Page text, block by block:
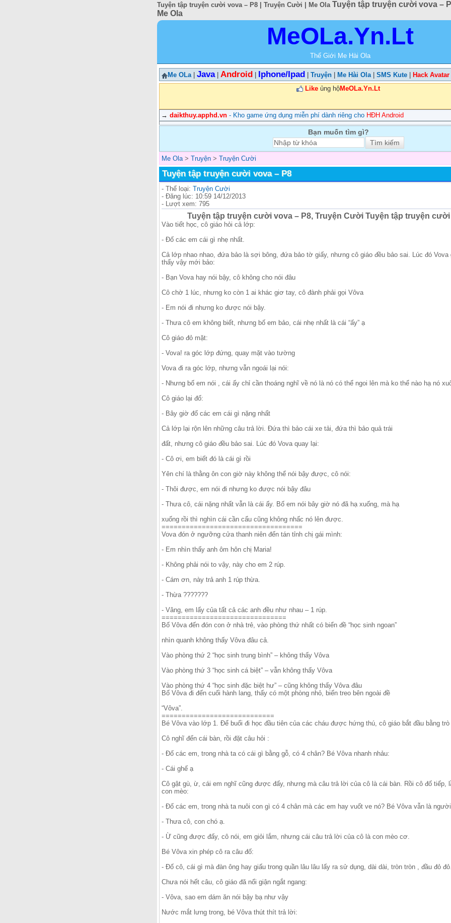
Tuyện tập truyện cười vova – P8 | Truyện Cười | Me Ola Tuyện tập truyện cười vova –
Me Ola
MeOLa.Yn.Lt
Thế Giới Me Hài Ola
Me OLa| Java| Android Iphone/Ipad Truyện Me Hài Ola| SMS Kute
Hack Avatar
Like ủng hộMeOLa.Yn.Lt
→ daikthuy.apphd.vn - Kho game ứng dụng miễn phí dành riêng cho HĐH Android
Bạn muốn tìm gì?
Me Ola> Truyện > Truyện Cười
Tuyện tập truyện cười vova – P8
- Thể loại: Truyện Cười
- Đăng lúc: 10:59 14/12/2013
- Lượt xem: 795
Tuyện tập truyện cười vova – P8, Truyện Cười Tuyện tập truyện cười
Vào tiết học, cô giáo hỏi cả lớp:
- Đố các em cái gì nhẹ nhất.
Cả lớp nhao nhao, đứa bảo là sợi bông, đứa bảo tờ giấy, nhưng cô giáo đều bảo sai. Lúc đó
thấy vậy mới bảo:
- Bạn Vova hay nói bậy, cô không cho nói đâu
Cô chờ 1 lúc, nhưng ko còn 1 ai khác giơ tay, cô đành phải gọi Vôva
- Em nói đi nhưng ko được nói bậy.
- Thưa cô em không biết, nhưng bố em bảo, cái nhẹ nhất là cái “ấy” ạ
Cô giáo đỏ mặt:
- Vova! ra góc lớp đứng, quay mặt vào tường
Vova đi ra góc lớp, nhưng vẫn ngoái lại nói:
- Nhưng bố em nói , cái ấy chỉ cần thoáng nghĩ về nó là nó có thể ngoi lên mà ko thể nào hạ nó
Cô giáo lại đố:
- Bây giờ đố các em cái gì nặng nhất
Cả lớp lại rộn lên những câu trả lời. Đứa thì bảo cái xe tải, đứa thì bảo quả trái
đất, nhưng cô giáo đều bảo sai. Lúc đó Vova quay lại:
- Cô ơi, em biết đó là cái gì rồi
Yên chí là thằng ôn con giờ này không thể nói bậy được, cô nói:
- Thôi được, em nói đi nhưng ko được nói bậy đâu
- Thưa cô, cái nặng nhất vẫn là cái ấy. Bố em nói bây giờ nó đã hạ xuống, mà hạ
xuống rồi thì nghìn cái cần cẩu cũng không nhấc nó lên được.
===================================
Vova đón ở ngưỡng cửa thanh niên đến tán tỉnh chị gái mình:
- Em nhìn thấy anh ôm hôn chị Maria!
- Không phải nói to vậy, này cho em 2 rúp.
- Cám ơn, này trả anh 1 rúp thừa.
- Thừa ???????
- Vâng, em lấy của tất cả các anh đều như nhau – 1 rúp.
===============================
Bố Vôva đến đón con ở nhà trẻ, vào phòng thứ nhất có biển đề “học sinh ngoan”
nhìn quanh không thấy Vôva đâu cả.
Vào phòng thứ 2 “học sinh trung bình” – không thấy Vôva
Vào phòng thứ 3 “học sinh cá biệt” – vẫn không thấy Vôva
Vào phòng thứ 4 “học sinh đặc biệt hư” – cũng không thấy Vôva đâu
Bố Vôva đi đến cuối hành lang, thấy có một phòng nhỏ, biển treo bên ngoài đề
“Vôva”.
============================
Bé Vôva vào lớp 1. Để buổi đi học đầu tiên của các cháu được hứng thú, cô giáo bắt đầu bằng
Cô nghĩ đến cái bàn, rồi đặt câu hỏi :
- Đố các em, trong nhà ta có cái gì bằng gỗ, có 4 chân? Bé Vôva nhanh nhảu:
- Cái ghế ạ
Cô gật gù, ừ, cái em nghĩ cũng được đấy, nhưng mà câu trả lời của cô là cái bàn. Rồi cô đố tiếp,
con mèo:
- Đố các em, trong nhà ta nuôi con gì có 4 chân mà các em hay vuốt ve nó? Bé Vôva vẫn là
- Thưa cô, con chó ạ.
- Ừ cũng được đấy, cô nói, em giỏi lắm, nhưng cái câu trả lời của cô là con mèo cơ.
Bé Vôva xin phép cô ra câu đố:
- Đố cô, cái gì mà đàn ông hay giấu trong quần lâu lâu lấy ra sử dụng, dài dài, tròn tròn , đầu đỏ
Chưa nói hết câu, cô giáo đă nổi giận ngắt ngang:
- Vôva, sao em dám ăn nói bậy bạ như vậy
Nước mắt lưng trong, bé Vôva thút thít trả lời: